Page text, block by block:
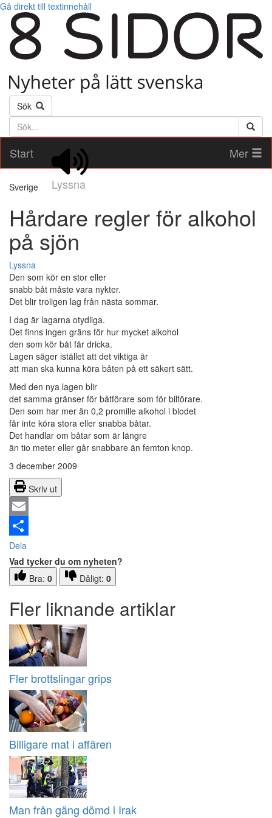
Gå direkt till textinnehåll
Sök
Söktext
Start
Lyssna
Mer
Sverige
Hårdare regler för alkohol
på sjön
Lyssna
Den som kör en stor eller
snabb båt måste vara nykter.
Det blir troligen lag från nästa sommar.
I dag är lagarna otydliga.
Det finns ingen gräns för hur mycket alkohol
den som kör båt får dricka.
Lagen säger istället att det viktiga är
att man ska kunna köra båten på ett säkert sätt.
Med den nya lagen blir
det samma gränser för båtförare som för bilförare.
Den som har mer än 0,2 promille alkohol i blodet
får inte köra stora eller snabba båtar.
Det handlar om båtar som är längre
än tio meter eller går snabbare än femton knop.
3 december 2009
Skriv ut
Email
Dela
Vad tycker du om nyheten?
Bra: 0 Dåligt: 0
Fler liknande artiklar
Fler brottslingar grips
Billigare mat i affären
Man från gäng dömd i Irak